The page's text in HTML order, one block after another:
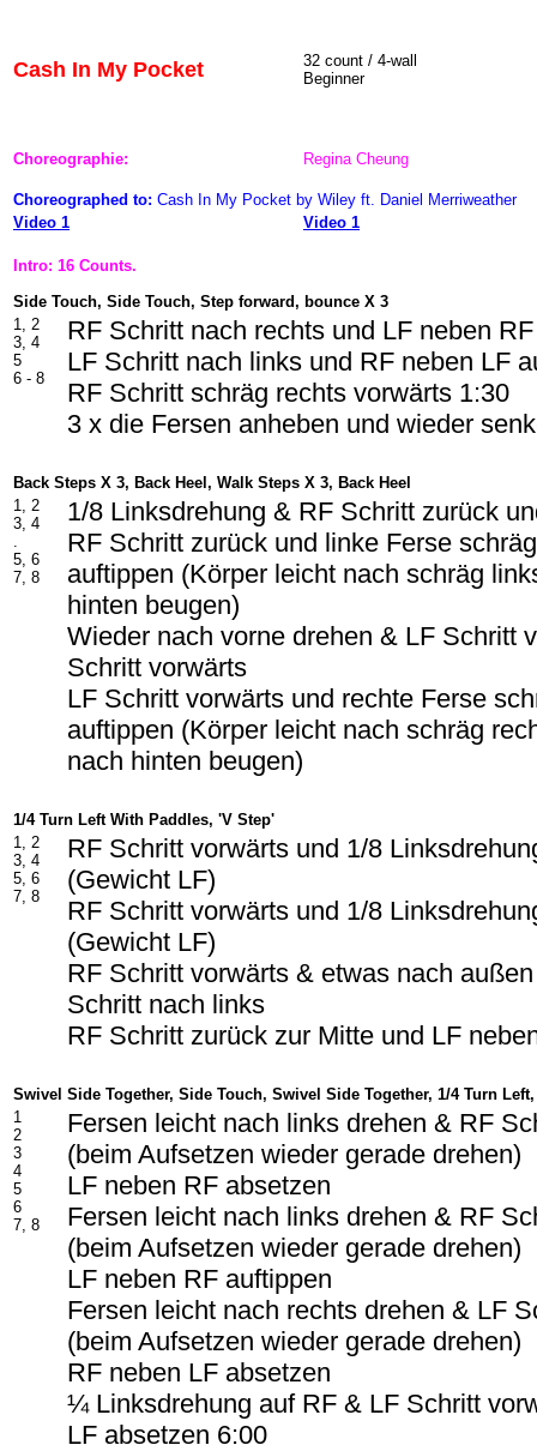
Cash In My Pocket
32 count / 4-wall
Beginner
Choreographie: Regina Cheung
Choreographed to: Cash In My Pocket by Wiley ft. Daniel Merriweather
Video 1
Video 1
Intro: 16 Counts.
Side Touch, Side Touch, Step forward, bounce X 3
1, 2
3, 4
5
6 - 8
RF Schritt nach rechts und LF neben
LF Schritt nach links und RF neben LF
RF Schritt schräg rechts vorwärts 1:30
3 x die Fersen anheben und wieder
Back Steps X 3, Back Heel, Walk Steps X 3, Back Heel
1, 2
3, 4
.
5, 6
7, 8
1/8 Linksdrehung & RF Schritt zurück
RF Schritt zurück und linke Ferse
auftippen (Körper leicht nach schräg
hinten beugen)
Wieder nach vorne drehen & LF Schritt
Schritt vorwärts
LF Schritt vorwärts und rechte Ferse
auftippen (Körper leicht nach schräg
nach hinten beugen)
1/4 Turn Left With Paddles, 'V Step'
1, 2
3, 4
5, 6
7, 8
RF Schritt vorwärts und 1/8
(Gewicht LF)
RF Schritt vorwärts und 1/8
(Gewicht LF)
RF Schritt vorwärts & etwas nach
Schritt nach links
RF Schritt zurück zur Mitte und LF
Swivel Side Together, Side Touch, Swivel Side Together, 1/4 Turn
1
2
3
4
5
6
7, 8
Fersen leicht nach links drehen & RF
(beim Aufsetzen wieder gerade drehen)
LF neben RF absetzen
Fersen leicht nach links drehen & RF
(beim Aufsetzen wieder gerade drehen)
LF neben RF auftippen
Fersen leicht nach rechts drehen & LF
(beim Aufsetzen wieder gerade drehen)
RF neben LF absetzen
¼ Linksdrehung auf RF & LF Schritt
LF absetzen 6:00